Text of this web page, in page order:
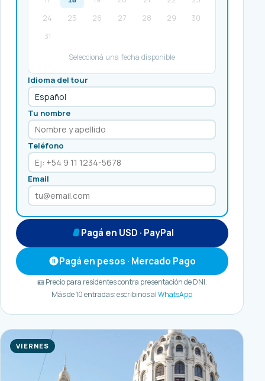
24
25 26 27 28 29
30
31
Seleccioná una fecha disponible
Idioma del tour
Tu nombre
Teléfono
Email
Pagá en USD · PayPal
Pagá en pesos · Mercado Pago
🪪 Precio para residentes contra presentación de DNI.
Más de 10 entradas: escribinos alWhatsApp
VIERNES